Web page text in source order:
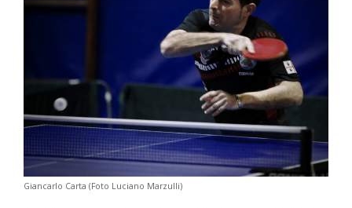
Giancarlo Carta (Foto Luciano Marzulli)